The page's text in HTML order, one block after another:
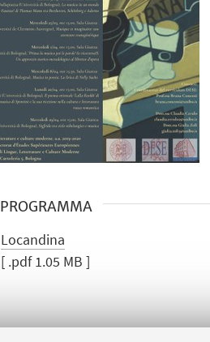
PROGRAMMA
Locandina
[ .pdf 1.05 MB ]